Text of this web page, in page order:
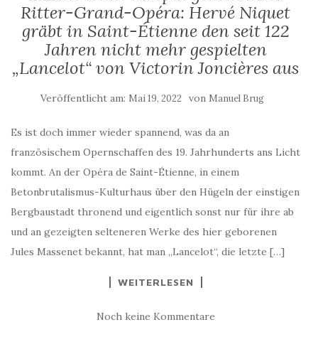
Ritter-Grand-Opéra: Hervé Niquet
gräbt in Saint-Étienne den seit 122
Jahren nicht mehr gespielten
„Lancelot“ von Victorin Joncières aus
Veröffentlicht am: Mai 19, 2022 von Manuel Brug
Es ist doch immer wieder spannend, was da an
französischem Opernschaffen des 19. Jahrhunderts ans Licht
kommt. An der Opéra de Saint-Étienne, in einem
Betonbrutalismus-Kulturhaus über den Hügeln der einstigen
Bergbaustadt thronend und eigentlich sonst nur für ihre ab
und an gezeigten selteneren Werke des hier geborenen
Jules Massenet bekannt, hat man „Lancelot“, die letzte […]
WEITERLESEN
Noch keine Kommentare